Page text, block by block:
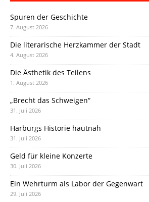
Spuren der Geschichte
7. August 2026
Die literarische Herzkammer der Stadt
4. August 2026
Die Ästhetik des Teilens
1. August 2026
„Brecht das Schweigen“
31. Juli 2026
Harburgs Historie hautnah
31. Juli 2026
Geld für kleine Konzerte
30. Juli 2026
Ein Wehrturm als Labor der Gegenwart
29. Juli 2026